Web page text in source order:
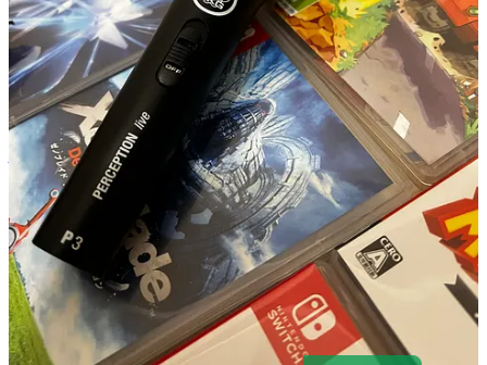
N’hésitez pas à partager vos réflexions,remakesfavoris ou idées de
remakesdans les commentaires ci-dessous !
PS: A l’exception de l’image deMega Man 9
(qui provient de la
page Steam de la compil Capcom) et de celles de laGlobal Game
Jam(fournies par Marc) ainsi que dujeu de l’équipe de Marc(site
de la Global Gam Jam
), toutes les photos / images de cet article ont
été prises ou capturées par mes soins. Les captures de
INSCRYPTION
ont été réalisées à partir d’une version
commerciale du jeu sur Nintendo Switch.
Merci d’avoir lu cet article de Pixel Bento par Thierry Falcoz !
Inscrivez-vous, si ce n’est déjà fait, pour recevoir automatiquement
les prochains et merci pour votre soutien.